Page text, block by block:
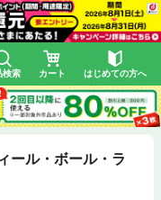
検索 カート はじめての方へ
ール・ボール・ラ